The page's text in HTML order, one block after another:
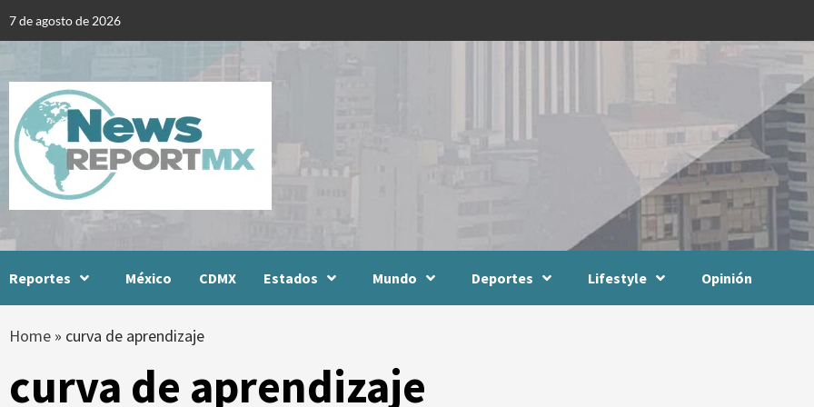
7 de agosto de 2026
Reportes México CDMX Estados Mundo Deportes Lifestyle Opinión
Home » curva de aprendizaje
curva de aprendizaje